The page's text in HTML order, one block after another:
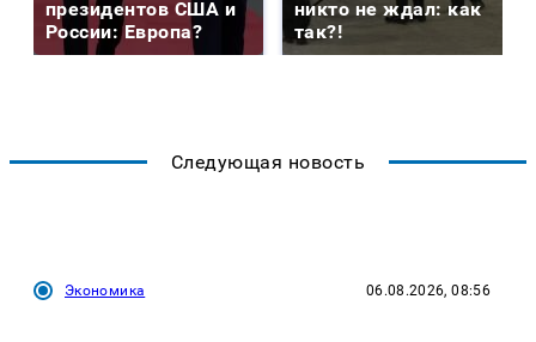
президентов США и
России: Европа?
никто не ждал: как
так?!
Следующая новость
Экономика 06.08.2026, 08:56